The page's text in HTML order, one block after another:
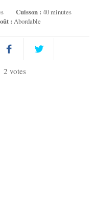
Cuisson :40 minutes
: Abordable
Partagez
2 votes